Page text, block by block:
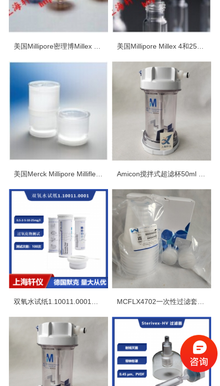
美国Millipore密理博Millex 25mm针头式过滤器 美国Millipore Millex 4和25mm直径针头式过滤器
美国Merck Millipore Milliflex微生物过滤检测系统